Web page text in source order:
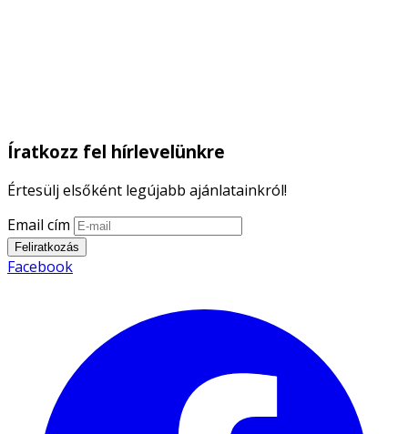
Íratkozz fel hírlevelünkre
Értesülj elsőként legújabb ajánlatainkról!
Email cím
Feliratkozás
Facebook